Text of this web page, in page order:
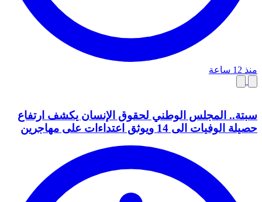
منذ 12 ساعة
سبتة.. المجلس الوطني لحقوق الإنسان يكشف ارتفاع
حصيلة الوفيات الى 14 ويوثق اعتداءات على مهاجرين